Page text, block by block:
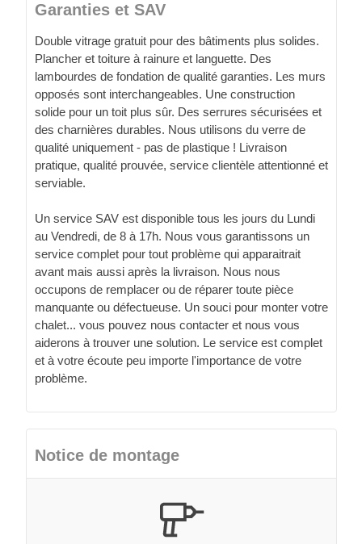
Garanties et SAV
Double vitrage gratuit pour des bâtiments plus solides.
Plancher et toiture à rainure et languette. Des
lambourdes de fondation de qualité garanties. Les murs
opposés sont interchangeables. Une construction
solide pour un toit plus sûr. Des serrures sécurisées et
des charnières durables. Nous utilisons du verre de
qualité uniquement - pas de plastique ! Livraison
pratique, qualité prouvée, service clientèle attentionné et
serviable.
Un service SAV est disponible tous les jours du Lundi
au Vendredi, de 8 à 17h. Nous vous garantissons un
service complet pour tout problème qui apparaitrait
avant mais aussi après la livraison. Nous nous
occupons de remplacer ou de réparer toute pièce
manquante ou défectueuse. Un souci pour monter votre
chalet... vous pouvez nous contacter et nous vous
aiderons à trouver une solution. Le service est complet
et à votre écoute peu importe l'importance de votre
problème.
Notice de montage